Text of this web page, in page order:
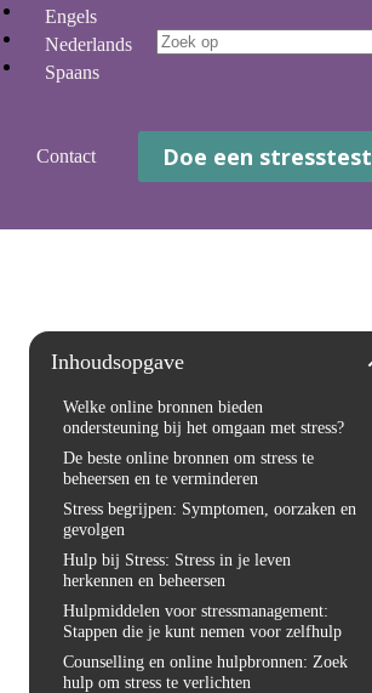
Engels
Nederlands
Spaans
Contact Doe een stresstest
Inhoudsopgave
Welke online bronnen bieden
ondersteuning bij het omgaan met stress?
De beste online bronnen om stress te
beheersen en te verminderen
Stress begrijpen: Symptomen, oorzaken en
gevolgen
Hulp bij Stress: Stress in je leven
herkennen en beheersen
Hulpmiddelen voor stressmanagement:
Stappen die je kunt nemen voor zelfhulp
Counselling en online hulpbronnen: Zoek
hulp om stress te verlichten